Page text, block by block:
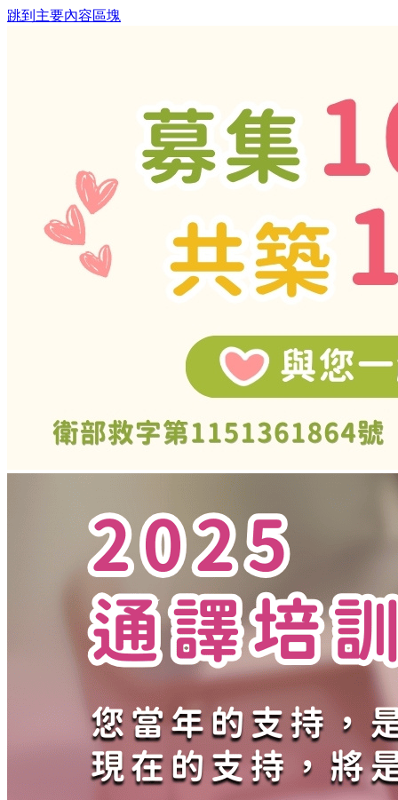
跳到主要內容區塊